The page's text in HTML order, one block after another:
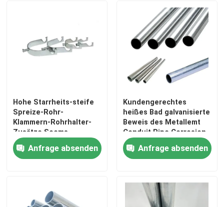
Hohe Starrheits-steife
Spreize-Rohr-
Klammern-Rohrhalter-
Zusätze Soems
Anfrage absenden
Kundengerechtes
heißes Bad galvanisierte
Beweis des Metallemt
Conduit Pipe Corrosion
Anfrage absenden